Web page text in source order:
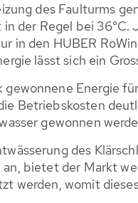
des Faulturms
der Regel bei
in den HUBER
lässt sich ein
gewonnene Energie
Betriebskosten
gewonnen
des
bietet der Markt
werden, womit